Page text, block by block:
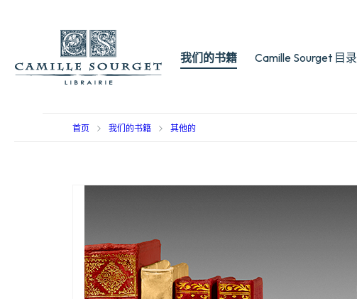
我们的书籍 Camille Sourget 目录
首页 我们的书籍 其他的